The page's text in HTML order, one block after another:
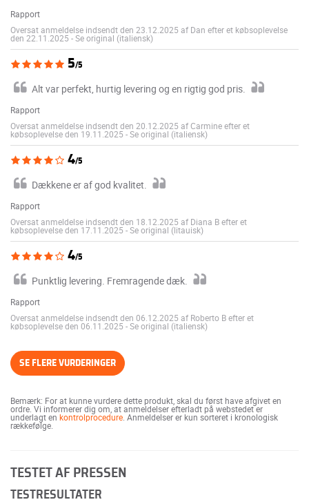
Rapport
Oversat anmeldelse indsendt den 23.12.2025 af Dan efter et købsoplevelse
den 22.11.2025 -Se original (italiensk)
5/5
Alt var perfekt, hurtig levering og en rigtig god pris.
Rapport
Oversat anmeldelse indsendt den 20.12.2025 af Carmine efter et
købsoplevelse den 19.11.2025 -Se original (italiensk)
4/5
Dækkene er af god kvalitet.
Rapport
Oversat anmeldelse indsendt den 18.12.2025 af Diana B efter et
købsoplevelse den 17.11.2025 -Se original (litauisk)
4/5
Punktlig levering. Fremragende dæk.
Rapport
Oversat anmeldelse indsendt den 06.12.2025 af Roberto B efter et
købsoplevelse den 06.11.2025 -Se original (italiensk)
SE FLERE VURDERINGER
Bemærk: For at kunne vurdere dette produkt, skal du først have afgivet en
ordre. Vi informerer dig om, at anmeldelser efterladt på webstedet er
underlagt en kontrolprocedure . Anmeldelser er kun sorteret i kronologisk
rækkefølge.
TESTET AF PRESSEN
TESTRESULTATER